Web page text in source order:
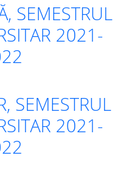
SEMESTRUL
2021-
SEMESTRUL
2021-